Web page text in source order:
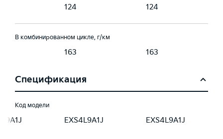
124 124
В комбинированном цикле, г/км
163 163
Спецификация
Код модели
EXS4L9A1J EXS4L9A1J